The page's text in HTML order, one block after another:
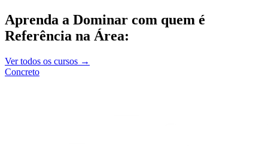
Aprenda a Dominar com quem é
Referência na Área:
Ver todos os cursos →
Concreto